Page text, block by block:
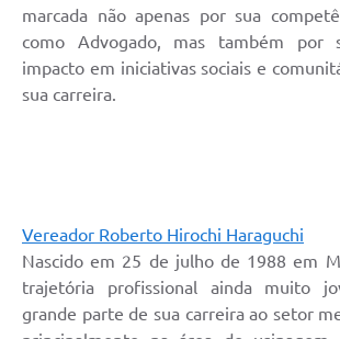
marcada não apenas por sua
como Advogado, mas também por
impacto em iniciativas sociais e
sua carreira.
Vereador Roberto Hirochi Haraguchi
Nascido em 25 de julho de 1988 em
trajetória profissional ainda muito
grande parte de sua carreira ao setor